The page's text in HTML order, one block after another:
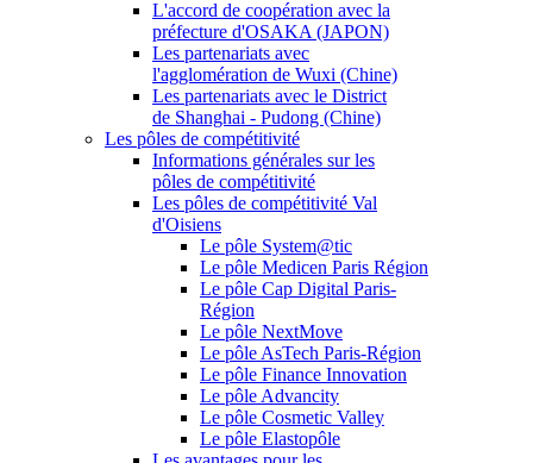
L'accord de coopération avec la
préfecture d'OSAKA (JAPON)
Les partenariats avec
l'agglomération de Wuxi (Chine)
Les partenariats avec le District
de Shanghai - Pudong (Chine)
Les pôles de compétitivité
Informations générales sur les
pôles de compétitivité
Les pôles de compétitivité Val
d'Oisiens
Le pôle System@tic
Le pôle Medicen Paris Région
Le pôle Cap Digital Paris-
Région
Le pôle NextMove
Le pôle AsTech Paris-Région
Le pôle Finance Innovation
Le pôle Advancity
Le pôle Cosmetic Valley
Le pôle Elastopôle